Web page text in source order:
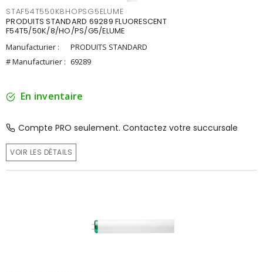
STAF54T550K8HOPSG5ELUME
PRODUITS STANDARD 69289 FLUORESCENT
F54T5/50K/8/HO/PS/G5/ELUME
Manufacturier :
PRODUITS STANDARD
# Manufacturier : 69289
En inventaire
Compte PRO seulement. Contactez votre succursale
VOIR LES DÉTAILS